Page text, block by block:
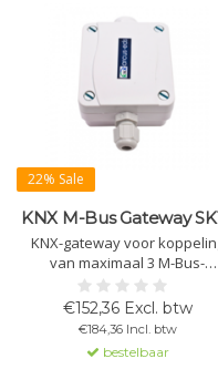
22% Sale
KNX M-Bus Gateway
KNX-gateway voor
van maximaal 3 M-Bus-
apparaten. Ondersteunt 32
gegevenspunten.
Wandmontage. IP54/65.
via KNX-bus.
€152,36 Excl. btw
€184,36 Incl. btw
bestelbaar